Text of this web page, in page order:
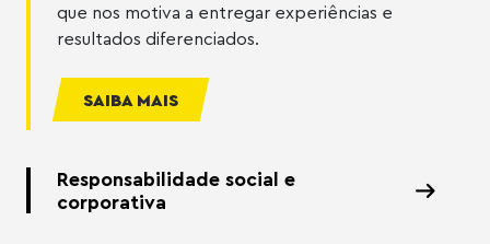
que nos motiva a entregar experiências e
resultados diferenciados.
SAIBA MAIS
Responsabilidade social e
corporativa